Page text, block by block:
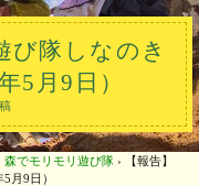
び隊しなのき
5月9日）
森でモリモリ遊び隊 › 【報告】
月9日）